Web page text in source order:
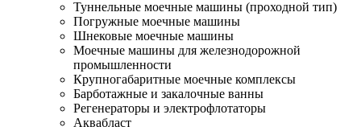
Туннельные моечные машины (проходной тип)
Погружные моечные машины
Шнековые моечные машины
Моечные машины для железнодорожной
промышленности
Крупногабаритные моечные комплексы
Барботажные и закалочные ванны
Регенераторы и электрофлотаторы
Аквабласт